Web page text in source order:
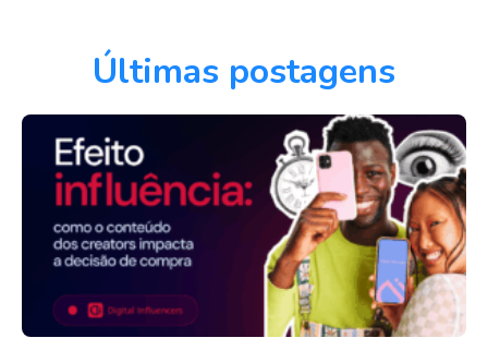
Últimas postagens